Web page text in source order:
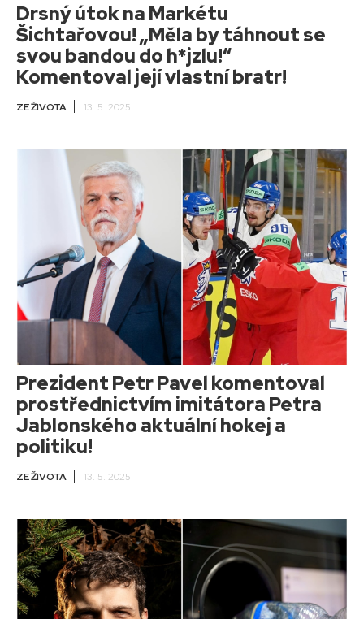
Drsný útok na Markétu
Šichtařovou! „Měla by táhnout se
svou bandou do h*jzlu!“
Komentoval její vlastní bratr!
ZE ŽIVOTA 13. 5. 2025
Prezident Petr Pavel komentoval
prostřednictvím imitátora Petra
Jablonského aktuální hokej a
politiku!
ZE ŽIVOTA 13. 5. 2025